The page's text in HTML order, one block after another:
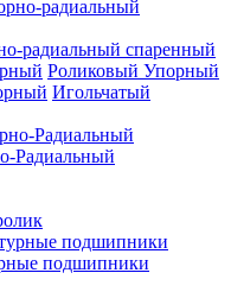
радиальный спаренный
Роликовый Упорный
Игольчатый
Радиальный
подшипники